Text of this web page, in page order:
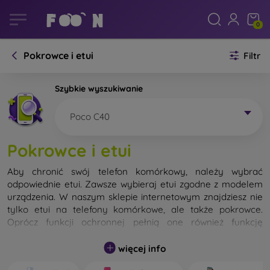
0
Pokrowce i etui Filtr
Szybkie wyszukiwanie
Poco C40
Pokrowce i etui
Aby chronić swój telefon komórkowy, należy wybrać
odpowiednie etui. Zawsze wybieraj etui zgodne z modelem
urządzenia. W naszym sklepie internetowym znajdziesz nie
tylko etui na telefony komórkowe, ale także pokrowce.
Oprócz funkcji ochronnej pełnią one również funkcję
Pokrowiec na telefon komórkowy możemy również nazwać
więcej info